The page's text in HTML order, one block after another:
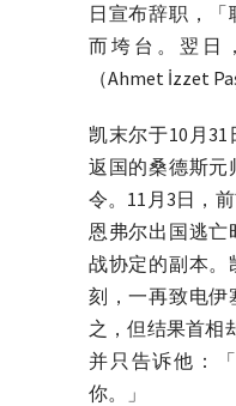
日宣布辞职，
而垮台。翌日
（Ahmet İzzet
凯末尔于10月
返国的桑德斯元
令。11月3日，
恩弗尔出国逃亡
战协定的副本。
刻，一再致电伊
之，但结果首相
并只告诉他：
你。」